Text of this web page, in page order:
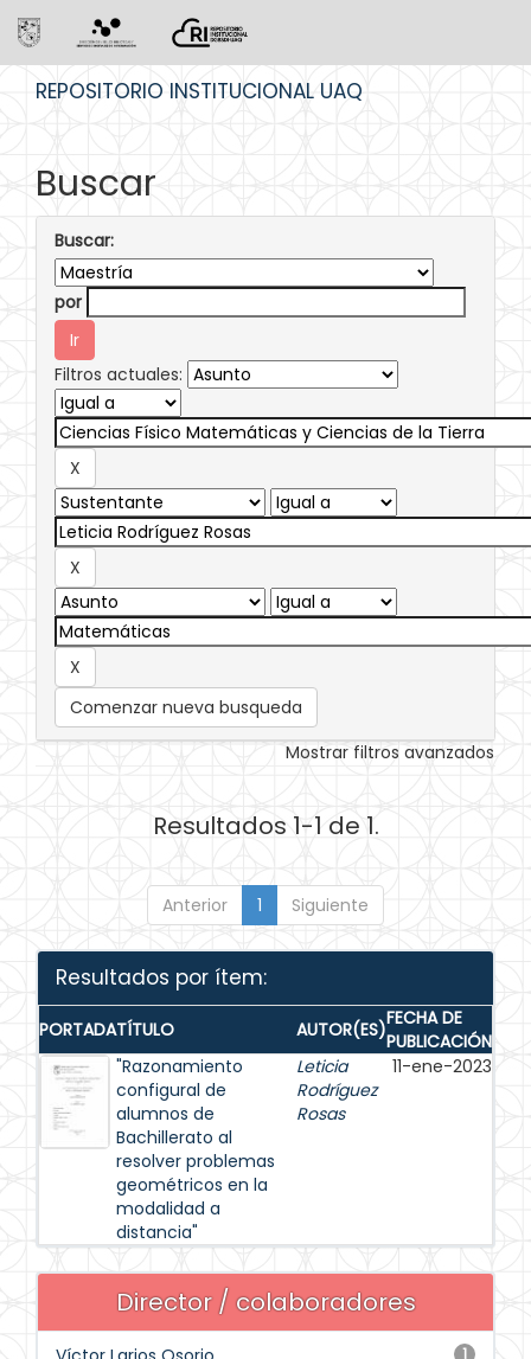
REPOSITORIO INSTITUCIONAL UAQ
Buscar
Buscar:
por
Filtros actuales:
Comenzar nueva busqueda
Mostrar filtros avanzados
Resultados 1-1 de 1.
Anterior 1 Siguiente
Resultados por ítem:
PORTADATÍTULO AUTOR(ES)FECHA DE
PUBLICACIÓN
"Razonamiento
configural de
alumnos de
Bachillerato al
resolver problemas
geométricos en la
modalidad a
distancia"
Leticia
Rodríguez
Rosas
11-ene-2023
Director / colaboradores
1